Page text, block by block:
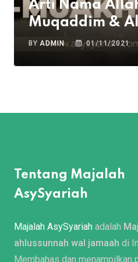
Arti Nama
Muqaddim &
BYADMIN 01/11/2021
Tentang Majalah
AsySyariah
Majalah AsySyariah adalah
ahlussunnah wal jamaah di
Membahas dan menampilkan